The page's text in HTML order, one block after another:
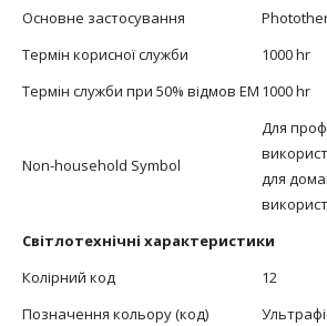
Основне застосування
Термін корисної служби
1000 hr
Термін служби при 50% відмов EM 1000 hr
Non-household Symbol
Для
для
Світлотехнічні характеристики
Колірний код
12
Позначення кольору (код)